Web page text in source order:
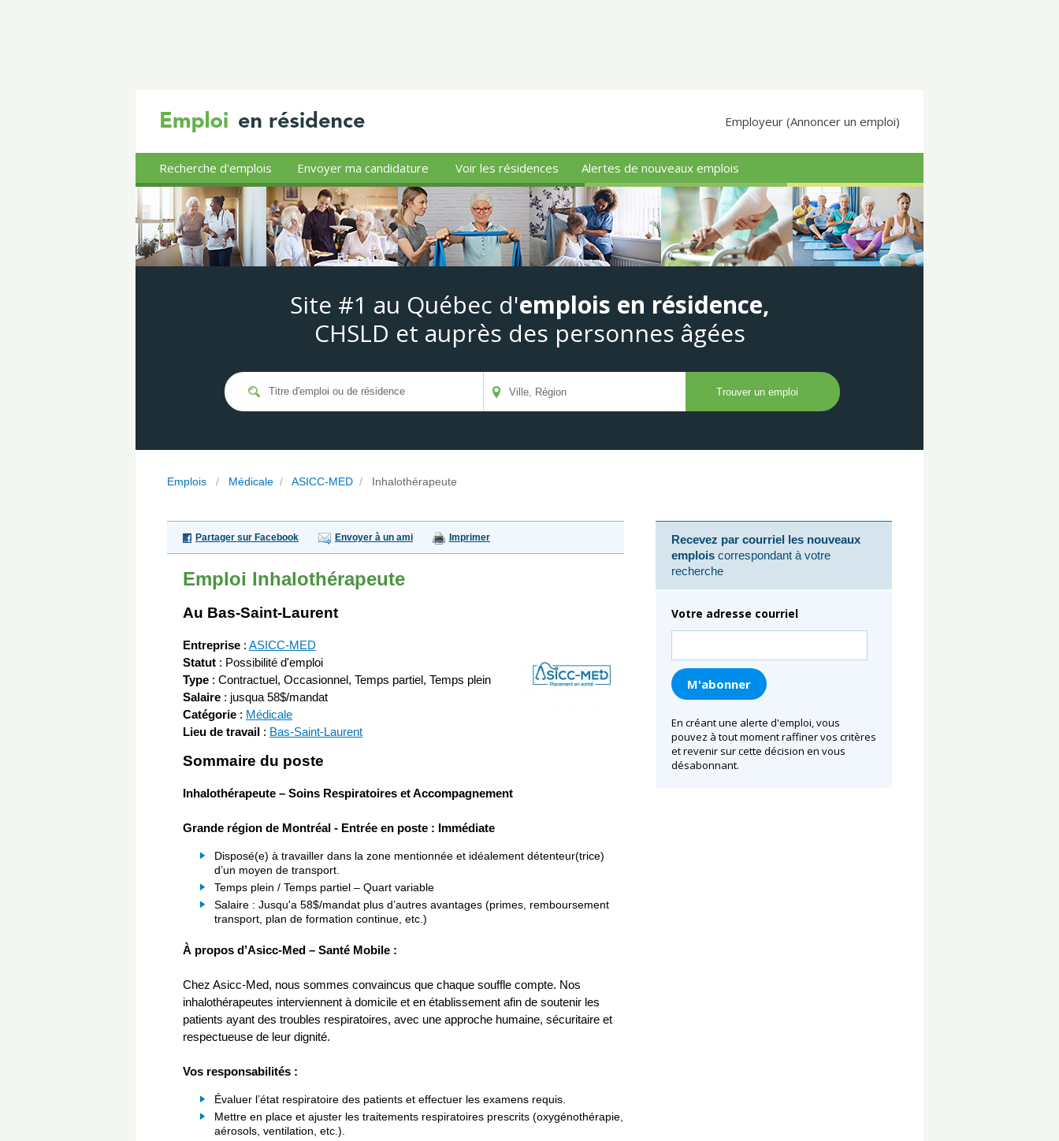
Employeur (Annoncer un emploi)
Recherche d'emplois Envoyer ma candidature Voir les résidences Alertes de nouveaux emplois
Site #1 au Québec d'emplois en résidence,
CHSLD et auprès des personnes âgées
Emplois / Médicale / ASICC-MED / Inhalothérapeute
Partager sur Facebook Envoyer à un ami Imprimer
Emploi Inhalothérapeute
Au Bas-Saint-Laurent
Entreprise : ASICC-MED
Statut : Possibilité d'emploi
Type : Contractuel, Occasionnel, Temps partiel, Temps plein
Salaire : jusqua 58$/mandat
Catégorie : Médicale
Lieu de travail : Bas-Saint-Laurent
Sommaire du poste
Inhalothérapeute – Soins Respiratoires et Accompagnement
Grande région de Montréal - Entrée en poste : Immédiate
Disposé(e) à travailler dans la zone mentionnée et idéalement détenteur(trice)
d’un moyen de transport.
Temps plein / Temps partiel – Quart variable
Salaire : Jusqu'a 58$/mandat plus d’autres avantages (primes, remboursement
transport, plan de formation continue, etc.)
À propos d’Asicc-Med – Santé Mobile :
Chez Asicc-Med, nous sommes convaincus que chaque souffle compte. Nos
inhalothérapeutes interviennent à domicile et en établissement afin de soutenir les
patients ayant des troubles respiratoires, avec une approche humaine, sécuritaire et
respectueuse de leur dignité.
Vos responsabilités :
Évaluer l’état respiratoire des patients et effectuer les examens requis.
Mettre en place et ajuster les traitements respiratoires prescrits (oxygénothérapie,
aérosols, ventilation, etc.).
Recevez par courriel les nouveaux
emplois correspondant à votre
recherche
Votre adresse courriel
En créant une alerte d'emploi, vous
pouvez à tout moment raffiner vos critères
et revenir sur cette décision en vous
désabonnant.